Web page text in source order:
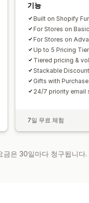
기능
Built on Shopify
For Stores on
For Stores on
Up to 5 Pricing
Tiered pricing &
Stackable
Gifts with Purchase
24/7 priority email
7일 무료 체험
금은 30일마다 청구됩니다.